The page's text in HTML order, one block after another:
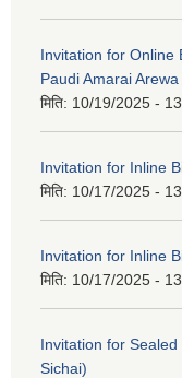
Invitation for Online
Paudi Amarai
मिति: 10/19/2025 -
Invitation for Inline
मिति: 10/17/2025 -
Invitation for Inline
मिति: 10/17/2025 -
Invitation for
Sichai)